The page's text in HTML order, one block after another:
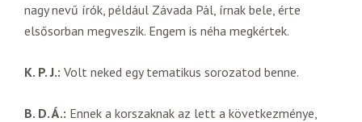
nagy nevű írók, például Závada Pál, írnak bele, érte
elsősorban megveszik. Engem is néha megkértek.
K. P. J.: Volt neked egy tematikus sorozatod benne.
B. D. Á.: Ennek a korszaknak az lett a következménye,